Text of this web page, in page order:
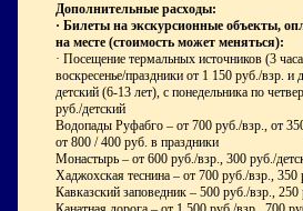
Дополнительные расходы:
· Билеты на экскурсионные объекты,
на месте (стоимость может меняться):
· Посещение термальных источников (3
воскресенье/праздники от 1 150 руб./взр. и
детский (6-13 лет), с понедельника по
руб./детский
Водопады Руфабго – от 700 руб./взр., от
от 800 / 400 руб. в праздники
Монастырь – от 600 руб./взр., 300 руб./
Хаджохская теснина – от 700 руб./взр., 350
Кавказский заповедник – 500 руб./взр.,